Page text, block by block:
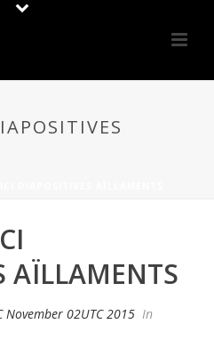
AÏLLAMENTS
November 02UTC 2015 In